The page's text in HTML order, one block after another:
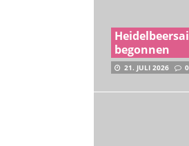
begonnen
21. JULI 2026 0